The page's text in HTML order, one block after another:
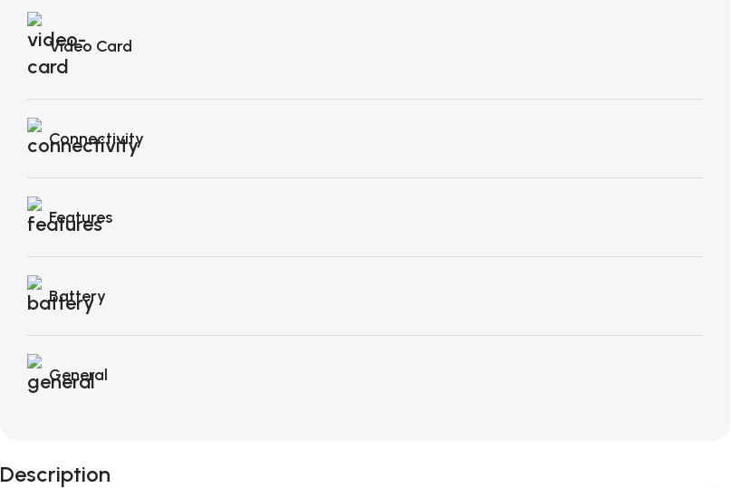
Video Card
Connectivity
Features
Battery
General
Description